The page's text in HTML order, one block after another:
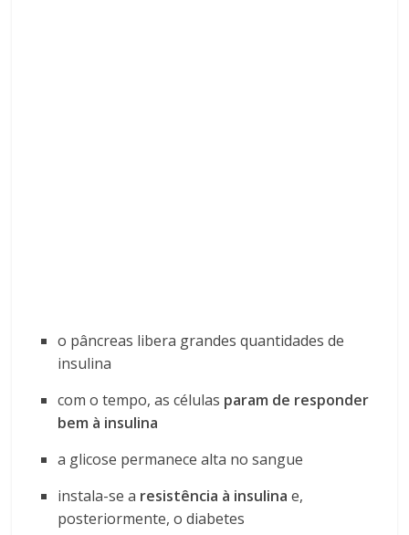
o pâncreas libera grandes quantidades de
insulina
com o tempo, as células param de responder
bem à insulina
a glicose permanece alta no sangue
instala-se a resistência à insulina e,
posteriormente, o diabetes